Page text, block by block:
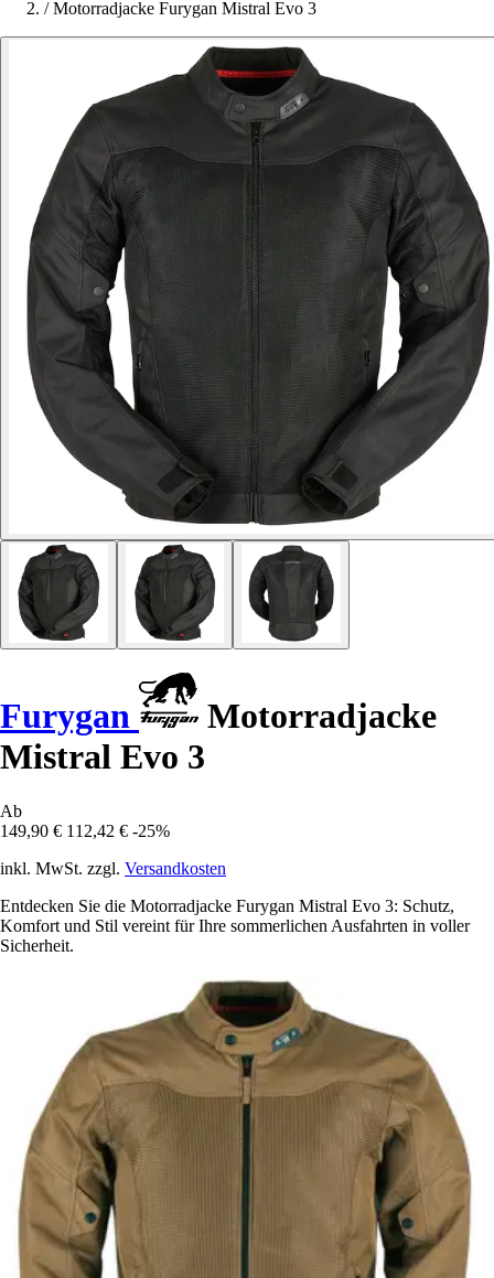
/ Motorradjacke Furygan Mistral Evo 3
Furygan
Motorradjacke
Mistral Evo 3
Ab
149,90 € 112,42 € -25%
inkl. MwSt. zzgl. Versandkosten
Entdecken Sie die Motorradjacke Furygan Mistral Evo 3: Schutz,
Komfort und Stil vereint für Ihre sommerlichen Ausfahrten in voller
Sicherheit.